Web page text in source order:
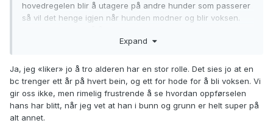
hovedregelen blir å utagere på andre hunder som passerer
så vil det henge igjen når hunden modner og blir voksen.
hunder så vil det etterhvert bryte gjennom hormontåka.
Expand
Ja, jeg «liker» jo å tro alderen har en stor rolle. Det sies jo at en
bc trenger ett år på hvert bein, og ett for hode for å bli voksen. Vi
gir oss ikke, men rimelig frustrende å se hvordan oppførselen
hans har blitt, når jeg vet at han i bunn og grunn er helt super på
alt annet.